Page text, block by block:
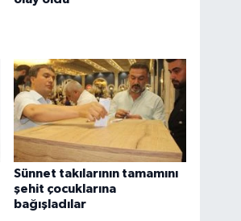
Sünnet takılarının tamamını
şehit çocuklarına
bağışladılar